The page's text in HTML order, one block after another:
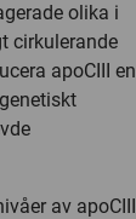
olika i
cirkulerande
apoCIII en
av apoCIII